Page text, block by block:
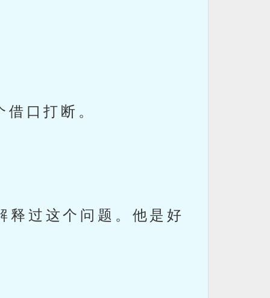
口打断。
过这个问题。他是好